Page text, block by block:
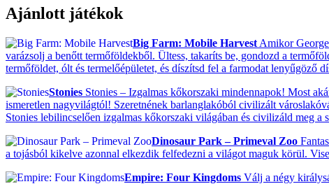
Ajánlott játékok
Big Farm: Mobile Harvest Amikor
varázsolj a benőtt termőföldekből. Ültess, takaríts be, gondozd a
termőföldet, ólt és termelőépületet, és díszítsd fel a farmodat lenyűgöző
Stonies Stonies – Izgalmas kőkorszaki mindennapok! Most
ismeretlen nagyvilágtól! Szeretnének barlanglakóból civilizált
Stonies lebilincselően izgalmas kőkorszaki világában és civilizáld meg a
Dinosaur Park – Primeval Zoo
a tojásból kikelve azonnal elkezdik felfedezni a világot maguk körül.
Empire: Four Kingdoms Válj a négy